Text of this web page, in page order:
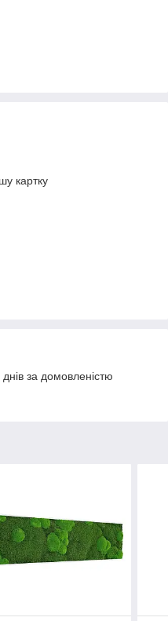
картку
за домовленістю